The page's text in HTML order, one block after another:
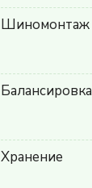
Шиномонтаж
Балансировка
Хранение